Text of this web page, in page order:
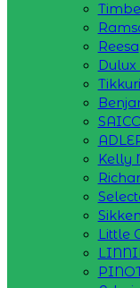
Reesa
Kelly
Little